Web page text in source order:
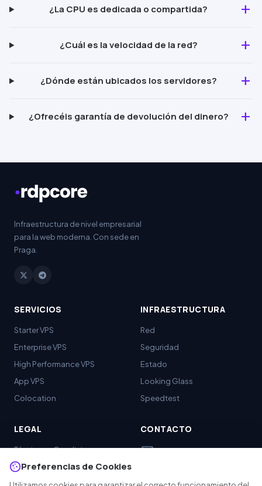
¿La CPU es dedicada o compartida? add
¿Cuál es la velocidad de la red? add
¿Dónde están ubicados los servidores? add
¿Ofrecéis garantía de devolución del dinero? add
Infraestructura de nivel empresarial
para la web moderna. Con sede en
Praga.
SERVICIOS
Starter VPS
Enterprise VPS
High PerformanceVPS
App VPS
Colocation
INFRAESTRUCTURA
Red
Seguridad
Estado
Looking Glass
Speedtest
LEGAL
Términos y Condiciones
Política de Privacidad
Uso Aceptable
CONTACTO
mail
Preferencias de Cookies